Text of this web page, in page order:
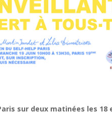
sur deux matinées les 18